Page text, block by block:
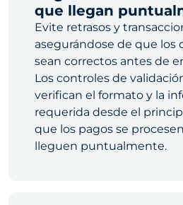
que llegan
Evite retrasos y
asegurándose de que los
sean correctos antes de
Los controles de
verifican el formato y la
requerida desde el
que los pagos se
lleguen puntualmente.